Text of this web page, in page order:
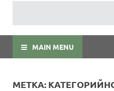
MAIN MENU
МЕТКА: